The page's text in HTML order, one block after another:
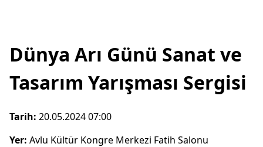
Dünya Arı Günü Sanat ve
Tasarım Yarışması Sergisi
Tarih: 20.05.2024 07:00
Yer: Avlu Kültür Kongre Merkezi Fatih Salonu